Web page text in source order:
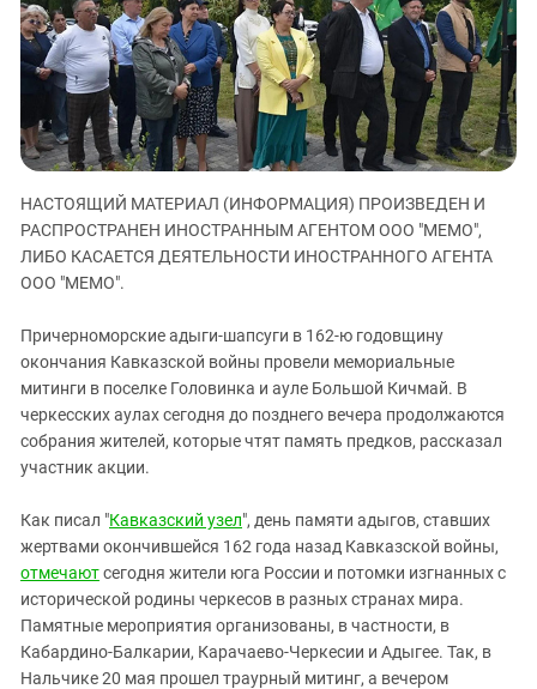
ЗАСТАВЛЯЕТ
КАВКАЗ ЗА ПАЛЕСТИНУ
ИНАКОМЫСЛИЕ В ЧЕЧНЕ
ПРЕСЛЕДОВАНИЕ АКТИВИСТОВ
МОБИЛИЗАЦИЯ И ПРОТЕСТЫ
Дагестан
Ингушетия
Кабардино-Балкария
Калмыкия
Карачаево-Черкесия
Краснодарский край
Российская Федерация
Северная Осетия - Алания
СКФО
Ставропольский край
Чечня
Южный Кавказ
ЮФО
НАСТОЯЩИЙ МАТЕРИАЛ (ИНФОРМАЦИЯ) ПРОИЗВЕДЕН И
РАСПРОСТРАНЕН ИНОСТРАННЫМ АГЕНТОМ ООО "МЕМО",
ЛИБО КАСАЕТСЯ ДЕЯТЕЛЬНОСТИ ИНОСТРАННОГО АГЕНТА
ООО "МЕМО".
Причерноморские адыги-шапсуги в 162-ю годовщину
окончания Кавказской войны провели мемориальные
митинги в поселке Головинка и ауле Большой Кичмай. В
черкесских аулах сегодня до позднего вечера продолжаются
собрания жителей, которые чтят память предков, рассказал
участник акции.
Как писал "Кавказский узел", день памяти адыгов, ставших
жертвами окончившейся 162 года назад Кавказской войны,
отмечаютсегодня жители юга России и потомки изгнанных с
исторической родины черкесов в разных странах мира.
Памятные мероприятия организованы, в частности, в
Кабардино-Балкарии, Карачаево-Черкесии и Адыгее. Так, в
Нальчике 20 мая прошел траурный митинг, а вечером